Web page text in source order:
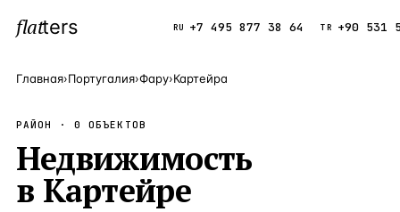
flatters RU +7 495 877 38 64 TR +90 531
ПОПУЛЯРНЫЕ НАПРАВЛЕНИЯ
Турция
Россия
Главная›Португалия›Фару›Картейра
РАЙОН · 0 ОБЪЕКТОВ
Недвижимость
в Картейре